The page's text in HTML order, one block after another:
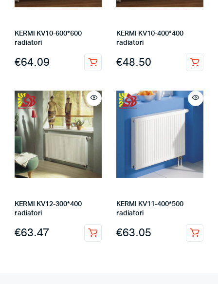
KERMI KV10-600*600
radiatori
€64.09
KERMI KV10-400*400
radiatori
€48.50
KERMI KV12-300*400
radiatori
€63.47
KERMI KV11-400*500
radiatori
€63.05